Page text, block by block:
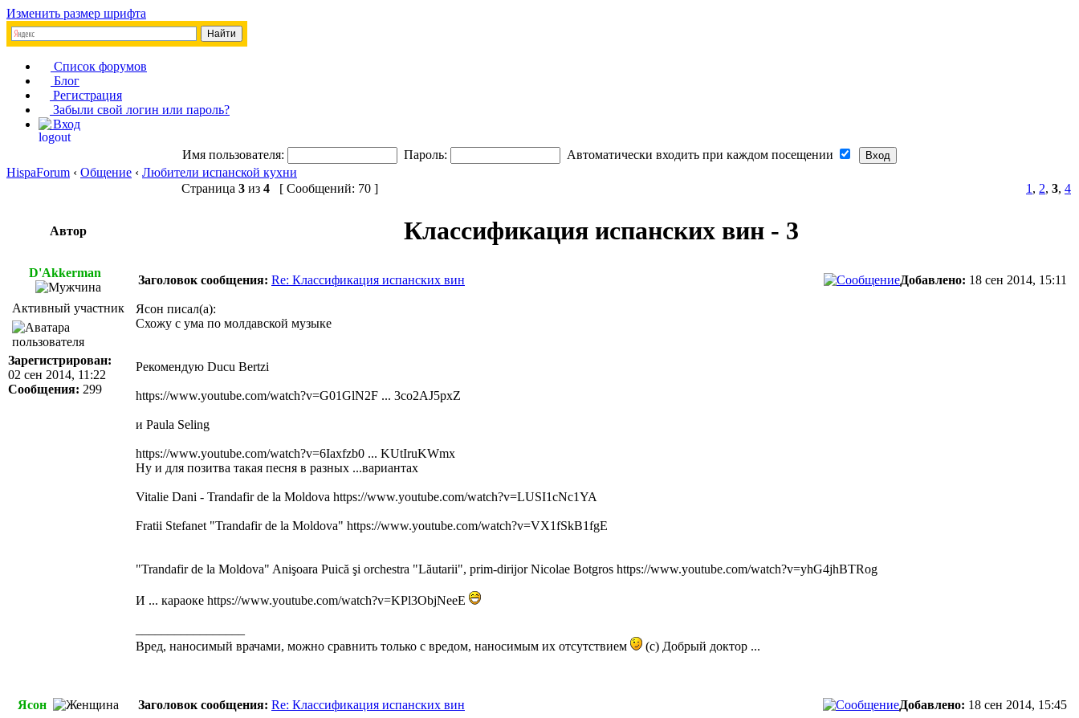
Изменить размер шрифта
Список форумов
Блог
Регистрация
Забыли свой логин или пароль?
Вход
Имя пользователя: Пароль:
Автоматически входить при каждом посещении
HispaForum ‹ Общение ‹ Любители испанской кухни
Страница 3 из 4 [ Сообщений: 70 ] 1 , 2, 3, 4
Автор Классификация испанских вин - 3
D'Akkerman
Заголовок сообщения: Re: Классификация испанских вин Добавлено: 18 сен 2014, 15:11
Активный участник
Зарегистрирован:
02 сен 2014, 11:22
Сообщения: 299
Ясон писал(а):
Схожу с ума по молдавской музыке
Рекомендую Ducu Bertzi
https://www.youtube.com/watch?v=G01GlN2F ... 3co2AJ5pxZ
и Paula Seling
https://www.youtube.com/watch?v=6Iaxfzb0 ... KUtIruKWmx
Ну и для позитва такая песня в разных ...вариантах
Vitalie Dani - Trandafir de la Moldova https://www.youtube.com/watch?v=LUSI1cNc1YA
Fratii Stefanet "Trandafir de la Moldova" https://www.youtube.com/watch?v=VX1fSkB1fgE
"Trandafir de la Moldova" Anişoara Puică şi orchestra "Lăutarii", prim-dirijor Nicolae Botgros https://www.youtube.com/watch?v=yhG4jhBTRog
И ... караоке https://www.youtube.com/watch?v=KPl3ObjNeeE
Вред, наносимый врачами, можно сравнить только с вредом, наносимым их отсутствием
(с) Добрый доктор ...
Ясон Заголовок сообщения: Re: Классификация испанских вин Добавлено: 18 сен 2014, 15:45